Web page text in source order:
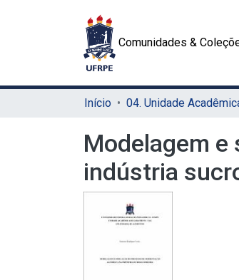
Comunidades &
Início
Modelagem
indústria